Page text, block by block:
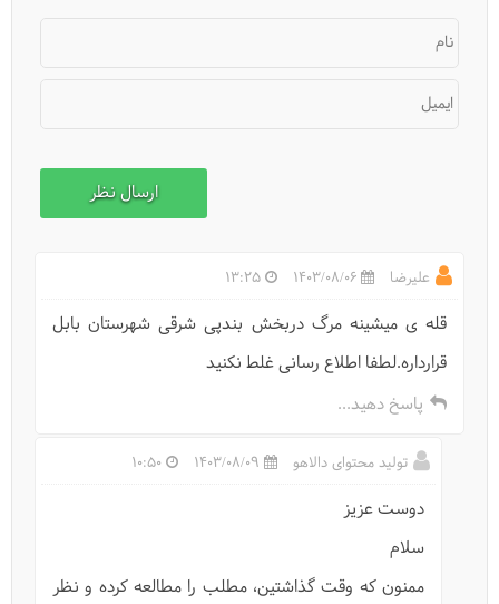
نام
ایمیل
علیرضا 1403/08/06
13:25
قله ی میشینه مرگ دربخش بندپی شرقی شهرستان بابل
قرارداره.لطفا اطلاع رسانی غلط نکنید
پاسخ دهید...
تولید محتوای دالاهو 1403/08/09
10:50
دوست عزیز
سلام
ممنون که وقت گذاشتین، مطلب را مطالعه کرده و نظر